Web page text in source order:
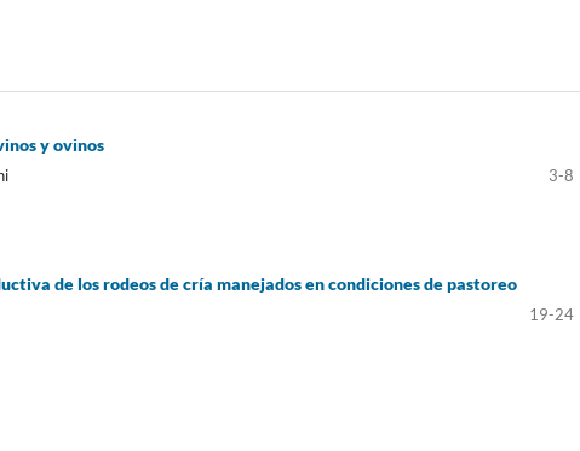
y ovinos
3-8
de los rodeos de cría manejados en condiciones de pastoreo
19-24